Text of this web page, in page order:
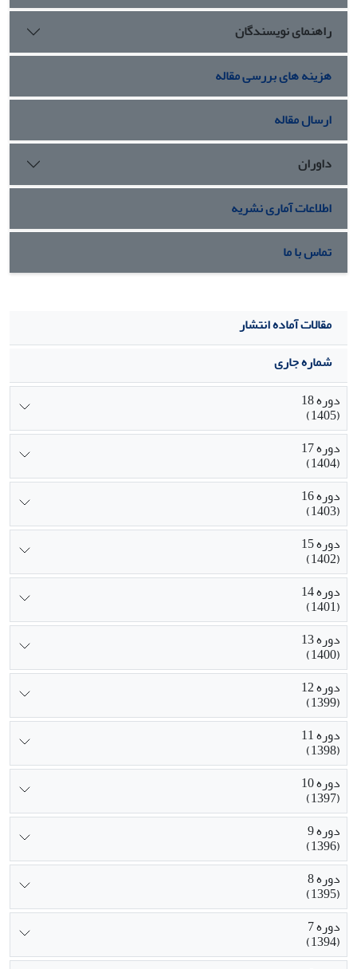
دارد و عشق سالم با ویژگی تقارن و پیش‌شرط برابری به وی ابراز
شده است.
راهنمای نویسندگان
هزینه های بررسی مقاله
ارسال مقاله
داوران
اطلاعات آماری نشریه
تماس با ما
مقالات آماده انتشار
شماره جاری
دوره 18
(1405)
دوره 17
(1404)
دوره 16
(1403)
دوره 15
(1402)
دوره 14
(1401)
دوره 13
(1400)
دوره 12
(1399)
دوره 11
(1398)
دوره 10
(1397)
دوره 9
(1396)
دوره 8
(1395)
دوره 7
(1394)